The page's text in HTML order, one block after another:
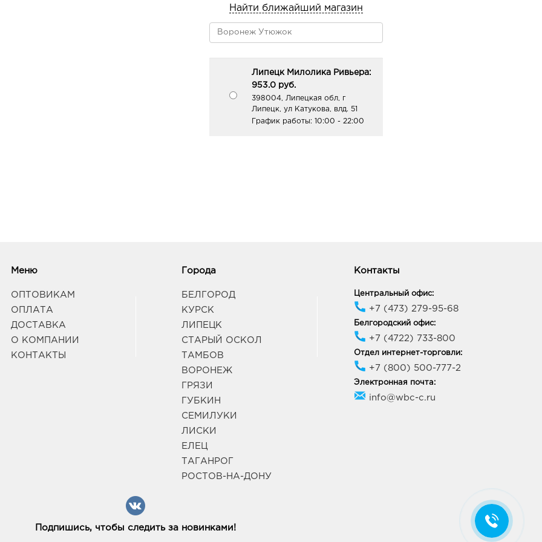
Найти ближайший магазин
Липецк Милолика Ривьера:
953.0 руб.
398004, Липецкая обл, г
Липецк, ул Катукова, влд. 51
График работы: 10:00 - 22:00
Меню
ОПТОВИКАМ
ОПЛАТА
ДОСТАВКА
О КОМПАНИИ
КОНТАКТЫ
Города
БЕЛГОРОД
КУРСК
ЛИПЕЦК
СТАРЫЙ ОСКОЛ
ТАМБОВ
ВОРОНЕЖ
ГРЯЗИ
ГУБКИН
СЕМИЛУКИ
ЛИСКИ
ЕЛЕЦ
ТАГАНРОГ
РОСТОВ-НА-ДОНУ
Контакты
Центральный офис:
+7 (473) 279-95-68
Белгородский офис:
+7 (4722) 733-800
Отдел интернет-торговли:
+7 (800) 500-777-2
Электронная почта:
info@wbc-c.ru
Подпишись, чтобы следить за новинками!